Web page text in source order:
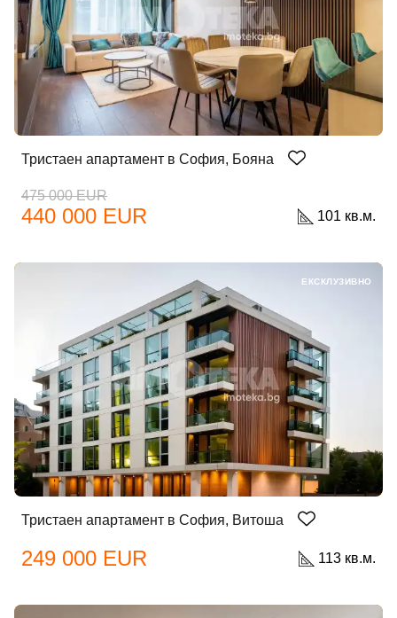
Тристаен апартамент в София, Бояна
475 000 EUR
440 000 EUR 101 кв.м.
Тристаен апартамент в София, Витоша
249 000 EUR 113 кв.м.
ЕКСКЛУЗИВНО